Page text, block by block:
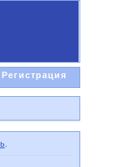
Регистрация
.